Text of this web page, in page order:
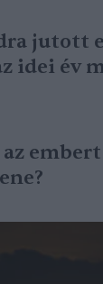
jutott
idei év
embert